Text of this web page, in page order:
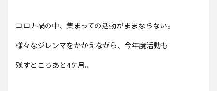
コロナ禍の中、集まっての活動がままならない。
様々なジレンマをかかえながら、今年度活動も
残すところあと4ケ月。